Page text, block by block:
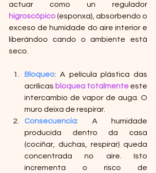
higroscópico (esponxa), absorbendo o
exceso de humidade do aire interior e
liberándoo cando o ambiente está
seco.
Bloqueo: A película plástica das
acrílicas bloquea totalmente este
intercambio de vapor de auga. O
muro deixa de respirar.
Consecuencia: A humidade
producida dentro da casa
(cociñar, duchas, respirar) queda
concentrada no aire. Isto